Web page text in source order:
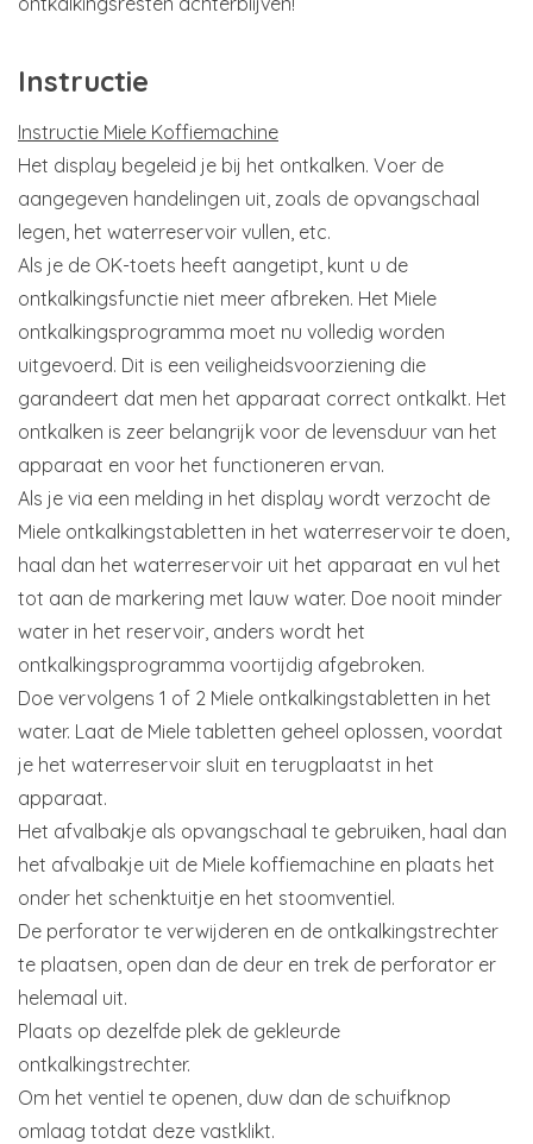
Instructie
Instructie Miele Koffiemachine
Het display begeleid je bij het ontkalken. Voer de
aangegeven handelingen uit, zoals de opvangschaal
legen, het waterreservoir vullen, etc.
Als je de OK-toets heeft aangetipt, kunt u de
ontkalkingsfunctie niet meer afbreken. Het Miele
ontkalkingsprogramma moet nu volledig worden
uitgevoerd. Dit is een veiligheidsvoorziening die
garandeert dat men het apparaat correct ontkalkt. Het
ontkalken is zeer belangrijk voor de levensduur van het
apparaat en voor het functioneren ervan.
Als je via een melding in het display wordt verzocht de
Miele ontkalkingstabletten in het waterreservoir te doen,
haal dan het waterreservoir uit het apparaat en vul het
tot aan de markering met lauw water. Doe nooit minder
water in het reservoir, anders wordt het
ontkalkingsprogramma voortijdig afgebroken.
Doe vervolgens 1 of 2 Miele ontkalkingstabletten in het
water. Laat de Miele tabletten geheel oplossen, voordat
je het waterreservoir sluit en terugplaatst in het
apparaat.
Het afvalbakje als opvangschaal te gebruiken, haal dan
het afvalbakje uit de Miele koffiemachine en plaats het
onder het schenktuitje en het stoomventiel.
De perforator te verwijderen en de ontkalkingstrechter
te plaatsen, open dan de deur en trek de perforator er
helemaal uit.
Plaats op dezelfde plek de gekleurde
ontkalkingstrechter.
Om het ventiel te openen, duw dan de schuifknop
omlaag totdat deze vastklikt.